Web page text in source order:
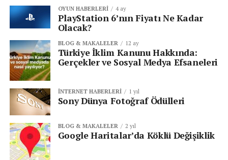
OYUN HABERLERI 4 ay
PlayStation 6’nın Fiyatı Ne Kadar
Olacak?
BLOG & MAKALELER 12 ay
Türkiye İklim Kanunu Hakkında:
Gerçekler ve Sosyal Medya Efsaneleri
İNTERNET HABERLERI 1 yıl
Sony Dünya Fotoğraf Ödülleri
BLOG & MAKALELER 2 yıl
Google Haritalar’da Köklü Değişiklik